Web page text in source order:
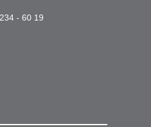
- 60 19